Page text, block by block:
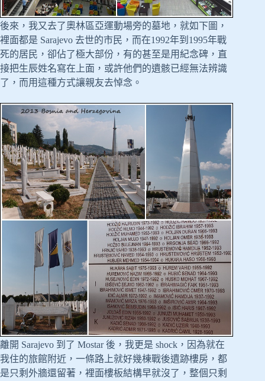
後來，我又去了奧林區亞運動場旁的墓地，就如下圖，
裡面都是 Sarajevo 去世的市民，而在1992年到1995年戰
死的居民，卻佔了極大部份，有的甚至是用紀念碑，直
接把生辰姓名寫在上面，或許他們的遺骸已經無法辨識
了，而用這種方式讓親友去悼念。
離開 Sarajevo 到了 Mostar 後，我更是 shock，因為就在
我住的旅館附近，一條路上就好幾棟戰後遺跡樓房，都
是只剩外牆還留著，裡面樓板結構早就沒了，整個只剩